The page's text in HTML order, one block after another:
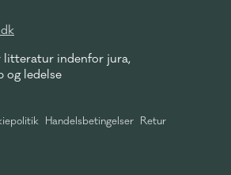
litteratur indenfor jura,
og ledelse
Handelsbetingelser
Retur